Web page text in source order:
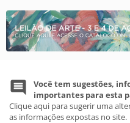
Você tem sugestões,
importantes para esta
Clique aqui para sugerir uma
as informações expostas no site.